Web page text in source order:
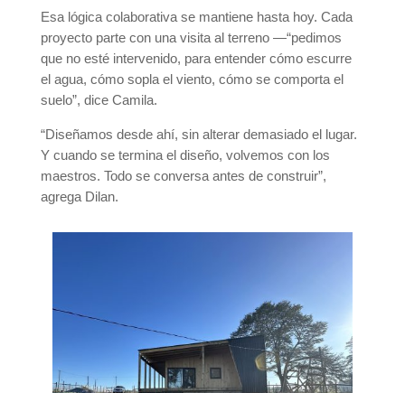
Esa lógica colaborativa se mantiene hasta hoy. Cada
proyecto parte con una visita al terreno —“pedimos
que no esté intervenido, para entender cómo escurre
el agua, cómo sopla el viento, cómo se comporta el
suelo”, dice Camila.
“Diseñamos desde ahí, sin alterar demasiado el lugar.
Y cuando se termina el diseño, volvemos con los
maestros. Todo se conversa antes de construir”,
agrega Dilan.